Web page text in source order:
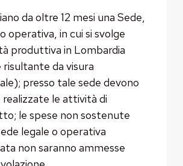
da oltre 12 mesi una Sede,
operativa, in cui si svolge
produttiva in Lombardia
da visura
presso tale sede devono
realizzate le attività di
le spese non sostenute
legale o operativa
non saranno ammesse